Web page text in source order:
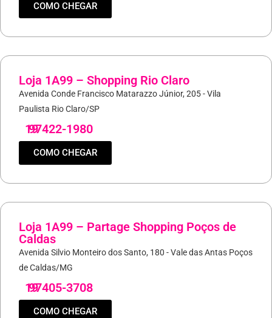
COMO CHEGAR
Loja 1A99 – Shopping Rio Claro
Avenida Conde Francisco Matarazzo Júnior, 205 - Vila
Paulista Rio Claro/SP
19
97422-1980
COMO CHEGAR
Loja 1A99 – Partage Shopping Poços de
Caldas
Avenida Silvio Monteiro dos Santo, 180 - Vale das Antas Poços
de Caldas/MG
19
97405-3708
COMO CHEGAR